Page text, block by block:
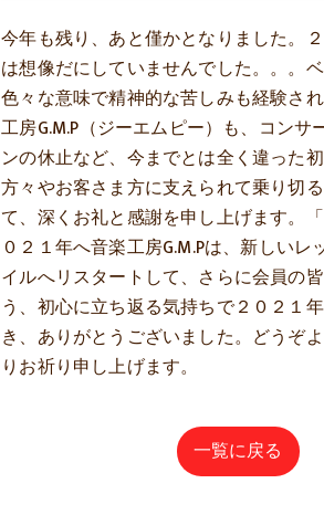
今年も残り、あと僅かとなりました。
は想像だにしていませんでした。。。
色々な意味で精神的な苦しみも経験さ
工房G.M.P（ジーエムピー）も、コン
ンの休止など、今までとは全く違った
方々やお客さま方に支えられて乗り切
て、深くお礼と感謝を申し上げます。
０２１年へ音楽工房G.M.Pは、新しい
イルへリスタートして、さらに会員の
う、初心に立ち返る気持ちで２０２１
き、ありがとうございました。どうぞ
りお祈り申し上げます。
一覧に戻る